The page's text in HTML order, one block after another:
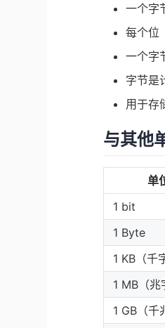
一个字
每个位
一个字
字节是
用于存
与其他
单
1 bit
1 Byte
1 KB（千
1 MB（兆
1 GB（千